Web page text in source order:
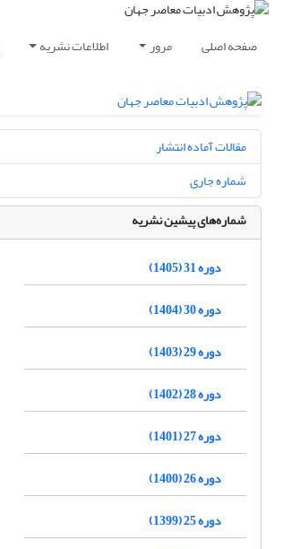
صفحه اصلی مرور اطلاعات نشریه
مقالات آماده انتشار
شماره جاری
شماره‌های پیشین نشریه
دوره 31 (1405)
دوره 30 (1404)
دوره 29 (1403)
دوره 28 (1402)
دوره 27 (1401)
دوره 26 (1400)
دوره 25 (1399)